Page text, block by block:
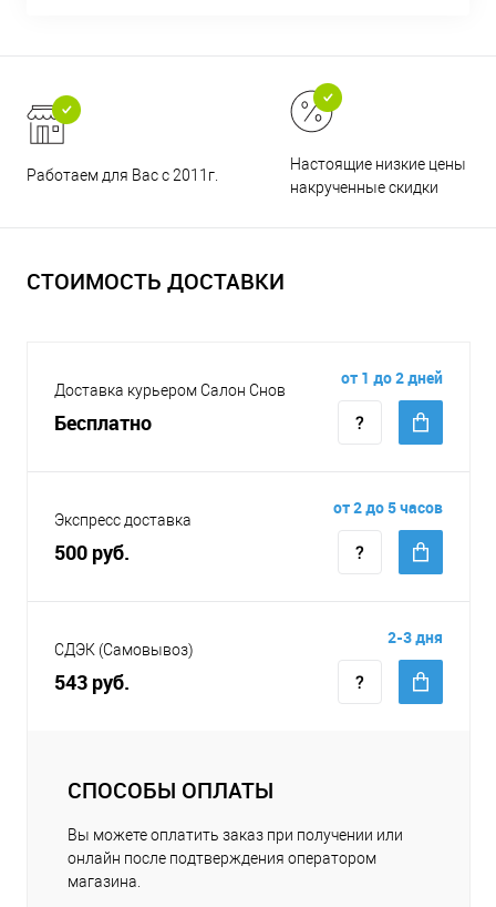
Работаем для Вас с 2011г.
Настоящие низкие цены и
накрученные скидки
СТОИМОСТЬ ДОСТАВКИ
Доставка курьером Салон Снов
Бесплатно
от 1 до 2 дней
Экспресс доставка
500 руб.
от 2 до 5 часов
СДЭК (Самовывоз)
543 руб.
2-3 дня
СПОСОБЫ ОПЛАТЫ
Вы можете оплатить заказ при получении или
онлайн после подтверждения оператором
магазина.